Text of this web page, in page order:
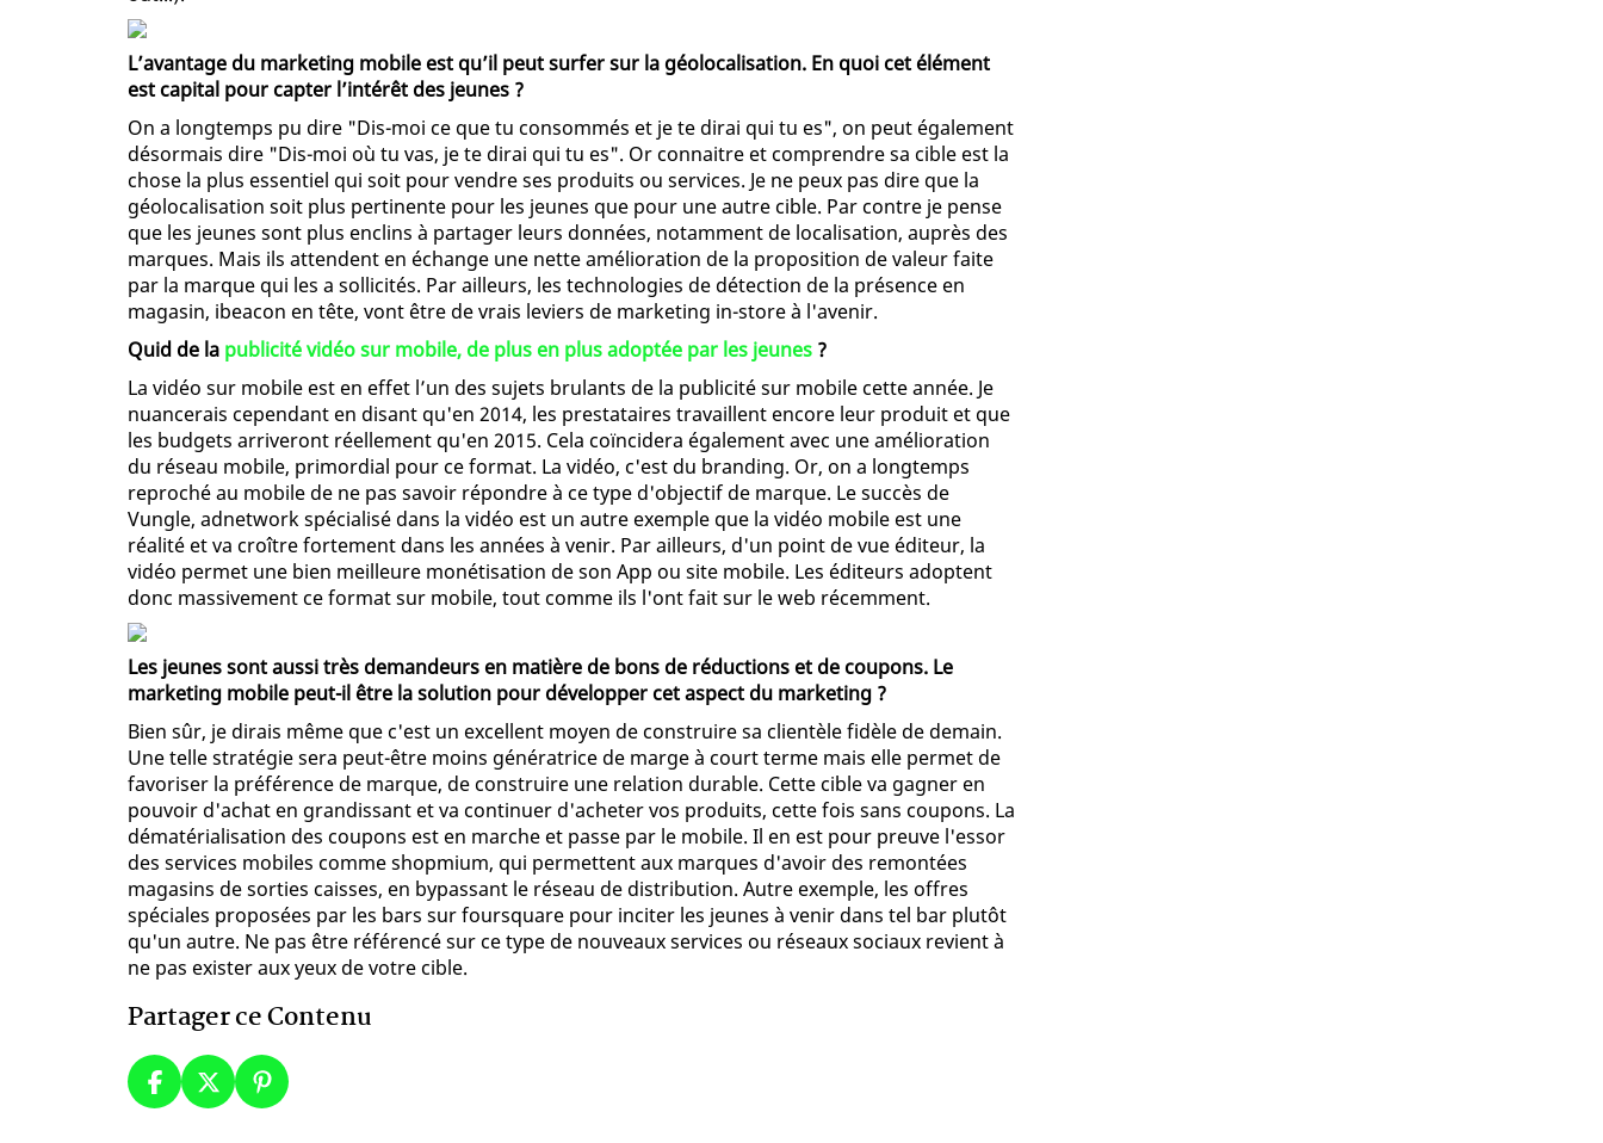
L’avantage du marketing mobile est qu’il peut surfer sur la géolocalisation. En quoi cet élément
est capital pour capter l’intérêt des jeunes ?
On a longtemps pu dire "Dis-moi ce que tu consommés et je te dirai qui tu es", on peut également
désormais dire "Dis-moi où tu vas, je te dirai qui tu es". Or connaitre et comprendre sa cible est la
chose la plus essentiel qui soit pour vendre ses produits ou services. Je ne peux pas dire que la
géolocalisation soit plus pertinente pour les jeunes que pour une autre cible. Par contre je pense
que les jeunes sont plus enclins à partager leurs données, notamment de localisation, auprès des
marques. Mais ils attendent en échange une nette amélioration de la proposition de valeur faite
par la marque qui les a sollicités. Par ailleurs, les technologies de détection de la présence en
magasin, ibeacon en tête, vont être de vrais leviers de marketing in-store à l'avenir.
Quid de la publicité vidéo sur mobile, de plus en plus adoptée par les jeunes ?
La vidéo sur mobile est en effet l’un des sujets brulants de la publicité sur mobile cette année. Je
nuancerais cependant en disant qu'en 2014, les prestataires travaillent encore leur produit et que
les budgets arriveront réellement qu'en 2015. Cela coïncidera également avec une amélioration
du réseau mobile, primordial pour ce format. La vidéo, c'est du branding. Or, on a longtemps
reproché au mobile de ne pas savoir répondre à ce type d'objectif de marque. Le succès de
Vungle, adnetwork spécialisé dans la vidéo est un autre exemple que la vidéo mobile est une
réalité et va croître fortement dans les années à venir. Par ailleurs, d'un point de vue éditeur, la
vidéo permet une bien meilleure monétisation de son App ou site mobile. Les éditeurs adoptent
donc massivement ce format sur mobile, tout comme ils l'ont fait sur le web récemment.
Les jeunes sont aussi très demandeurs en matière de bons de réductions et de coupons. Le
marketing mobile peut-il être la solution pour développer cet aspect du marketing ?
Bien sûr, je dirais même que c'est un excellent moyen de construire sa clientèle fidèle de demain.
Une telle stratégie sera peut-être moins génératrice de marge à court terme mais elle permet de
favoriser la préférence de marque, de construire une relation durable. Cette cible va gagner en
pouvoir d'achat en grandissant et va continuer d'acheter vos produits, cette fois sans coupons. La
dématérialisation des coupons est en marche et passe par le mobile. Il en est pour preuve l'essor
des services mobiles comme shopmium, qui permettent aux marques d'avoir des remontées
magasins de sorties caisses, en bypassant le réseau de distribution. Autre exemple, les offres
spéciales proposées par les bars sur foursquare pour inciter les jeunes à venir dans tel bar plutôt
qu'un autre. Ne pas être référencé sur ce type de nouveaux services ou réseaux sociaux revient à
ne pas exister aux yeux de votre cible.
Partager ce Contenu